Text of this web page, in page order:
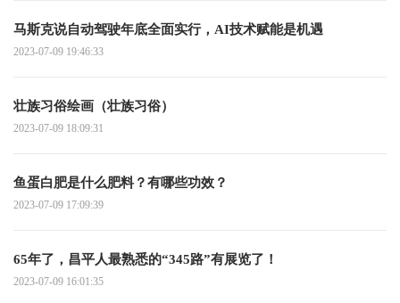
马斯克说自动驾驶年底全面实行，AI技术赋能是机遇
2023-07-09 19:46:33
壮族习俗绘画（壮族习俗）
2023-07-09 18:09:31
鱼蛋白肥是什么肥料？有哪些功效？
2023-07-09 17:09:39
65年了，昌平人最熟悉的“345路”有展览了！
2023-07-09 16:01:35